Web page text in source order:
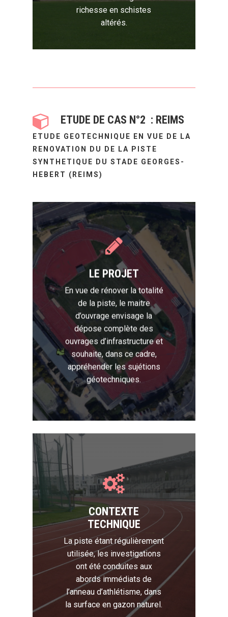
richesse en schistes
altérés.
ETUDE DE CAS N°2 : REIMS
ETUDE GEOTECHNIQUE EN VUE DE LA
RENOVATION DU DE LA PISTE
SYNTHETIQUE DU STADE GEORGES-
HEBERT (REIMS)
LE PROJET
En vue de rénover la totalité
de la piste, le maitre
d’ouvrage envisage la
dépose complète des
ouvrages d’infrastructure et
souhaite, dans ce cadre,
appréhender les sujétions
géotechniques.
CONTEXTE
TECHNIQUE
La piste étant régulièrement
utilisée, les investigations
ont été conduites aux
abords immédiats de
l’anneau d’athlétisme, dans
la surface en gazon naturel.